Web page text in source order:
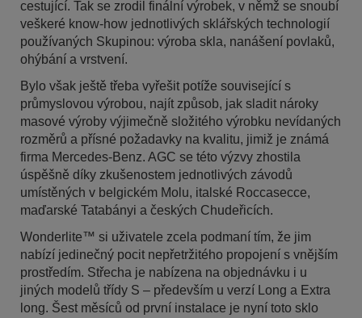
cestující. Tak se zrodil finální výrobek, v němž se snoubí
veškeré know-how jednotlivých sklářských technologií
používaných Skupinou: výroba skla, nanášení povlaků,
ohýbání a vrstvení.
Bylo však ještě třeba vyřešit potíže související s
průmyslovou výrobou, najít způsob, jak sladit nároky
masové výroby výjimečně složitého výrobku nevídaných
rozměrů a přísné požadavky na kvalitu, jimiž je známá
firma Mercedes-Benz. AGC se této výzvy zhostila
úspěšně díky zkušenostem jednotlivých závodů
umístěných v belgickém Molu, italské Roccasecce,
maďarské Tatabányi a českých Chudeřicích.
Wonderlite™ si uživatele zcela podmaní tím, že jim
nabízí jedinečný pocit nepřetržitého propojení s vnějším
prostředím. Střecha je nabízena na objednávku i u
jiných modelů třídy S – především u verzí Long a Extra
long. Šest měsíců od první instalace je nyní toto sklo